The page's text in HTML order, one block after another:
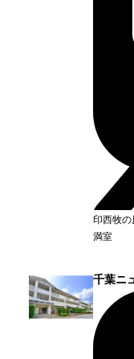
印西牧の
満室
千葉ニ